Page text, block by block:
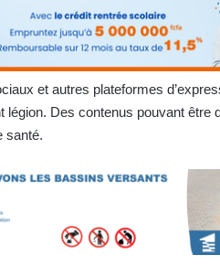
et autres plateformes
Des contenus pouvant être
santé.